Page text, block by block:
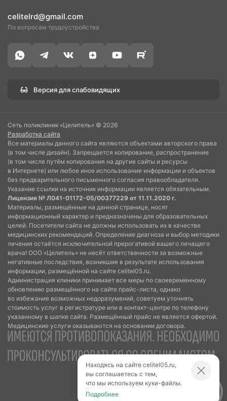
celitelrd@gmail.com
По вопросам трудоустройства
Версия для слабовидящих
Сеть поликлиник «Целитель» © 2026
Разработка сайта
Все материалы данного сайта являются объектами авторского права
(в том числе дизайн). Запрещается копирование, распространение
(в том числе путём копирования на другие сайты и ресурсы
в Интернете) или любое иное использование информации и объектов
без предварительного письменного согласия правообладателя.
Указание ссылки на источник информации является обязательным.
Лицензия № Л041-01172-05/00377229 от 11.11.2020 г.
Материалы, размещённые на данной странице, носят
информационный характер и предназначены для образовательных
целей. Посетители сайта не должны использовать их в качестве
медицинских рекомендаций. Определение диагноза и выбор методики
лечения остаётся исключительной прерогативой вашего лечащего
врача! ООО «Целитель» не несёт ответственности за возможные
негативные последствия, возникшие в результате использования
информации, размещённой на сайте celitel05.ru.
Администрация клиники принимает все меры по своевременному
обновлению размещённого на сайте прайс-листа, однако
во избежание возможных недоразумений, советуем уточнять
стоимость услуг в регистратуре или в контакт-центре по телефону
указанному в шапке сайта. Размещённый прайс не является офертой.
Медицинские услуги оказываются на основании договора.
Находясь на сайте celitel05.ru,
вы соглашаетесь с тем,
что мы используем куки-файлы.
Подробнее